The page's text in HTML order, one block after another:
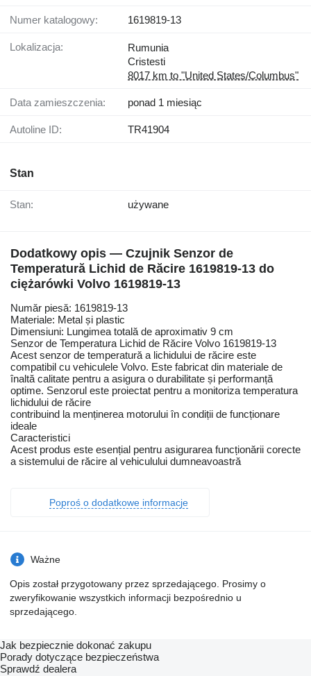
Numer katalogowy: 1619819-13
Lokalizacja:
Rumunia
Cristesti
8017 km to "United States/Columbus"
Data zamieszczenia: ponad 1 miesiąc
Autoline ID: TR41904
Stan
Stan: używane
Dodatkowy opis — Czujnik Senzor de
Temperatură Lichid de Răcire 1619819-13 do
ciężarówki Volvo 1619819-13
Număr piesă: 1619819-13
Materiale: Metal și plastic
Dimensiuni: Lungimea totală de aproximativ 9 cm
Senzor de Temperatura Lichid de Răcire Volvo 1619819-13
Acest senzor de temperatură a lichidului de răcire este
compatibil cu vehiculele Volvo. Este fabricat din materiale de
înaltă calitate pentru a asigura o durabilitate și performanță
optime. Senzorul este proiectat pentru a monitoriza temperatura
lichidului de răcire
contribuind la menținerea motorului în condiții de funcționare
ideale
Caracteristici
Acest produs este esențial pentru asigurarea funcționării corecte
a sistemului de răcire al vehiculului dumneavoastră
Poproś o dodatkowe informacje
Ważne
Opis został przygotowany przez sprzedającego. Prosimy o
zweryfikowanie wszystkich informacji bezpośrednio u
sprzedającego.
Jak bezpiecznie dokonać zakupu
Porady dotyczące bezpieczeństwa
Sprawdź dealera